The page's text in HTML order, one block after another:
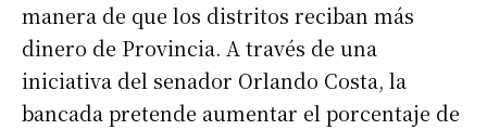
Número de teléfono
manera de que los distritos reciban más
dinero de Provincia. A través de una
iniciativa del senador Orlando Costa, la
bancada pretende aumentar el porcentaje de